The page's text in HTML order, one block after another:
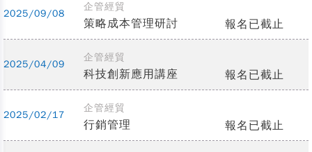
2025/09/08
企管經貿
策略成本管理研討 報名已截止
2025/04/09
企管經貿
科技創新應用講座 報名已截止
2025/02/17
企管經貿
行銷管理 報名已截止